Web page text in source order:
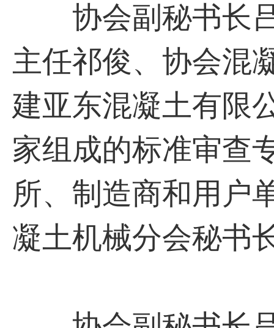
协会副秘书长吕
主任祁俊、协会混
建亚东混凝土有限
家组成的标准审查
所、制造商和用户
凝土机械分会秘书